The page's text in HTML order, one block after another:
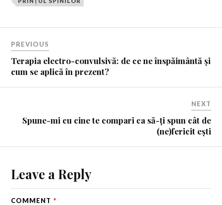
PREVIOUS
Terapia electro-convulsivă: de ce ne înspăimântă și
cum se aplică în prezent?
NEXT
Spune-mi cu cine te compari ca să-ți spun cât de
(ne)fericit ești
Leave a Reply
COMMENT *